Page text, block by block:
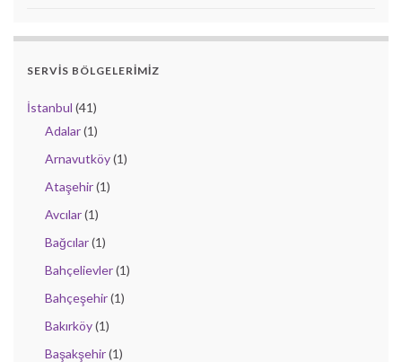
SERVIS BÖLGELERIMIZ
İstanbul (41)
Adalar(1)
Arnavutköy(1)
Ataşehir(1)
Avcılar(1)
Bağcılar(1)
Bahçelievler(1)
Bahçeşehir(1)
Bakırköy(1)
Başakşehir(1)